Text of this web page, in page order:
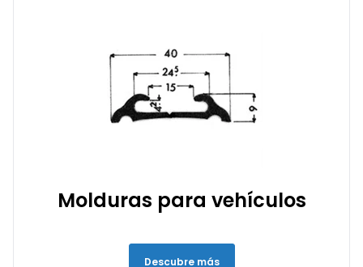
Molduras para vehículos
Descubre más